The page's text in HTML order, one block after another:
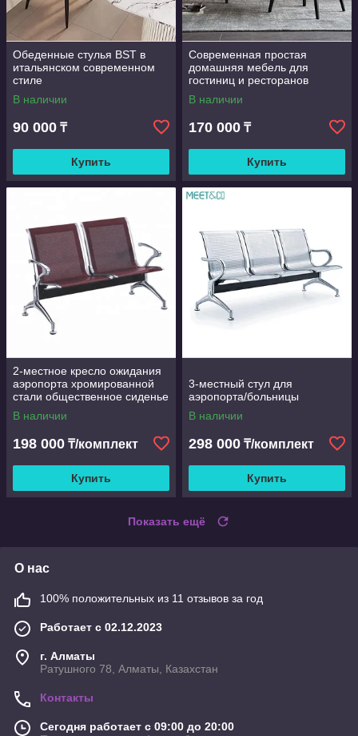
Обеденные стулья BST в
итальянском современном
стиле
В наличии
90 000 ₸
Купить
Современная простая
домашняя мебель для
гостиниц и ресторанов
В наличии
170 000 ₸
Купить
2-местное кресло ожидания
аэропорта хромированной
стали общественное сиденье
для оптимального комфорта
В наличии
198 000 ₸/комплект
Купить
3-местный стул для
аэропорта/больницы
В наличии
298 000 ₸/комплект
Купить
Показать ещё
О нас
100% положительных из 11 отзывов за год
Работает с 02.12.2023
г. Алматы
Ратушного 78, Алматы, Казахстан
Контакты
Сегодня работает с 09:00 до 20:00